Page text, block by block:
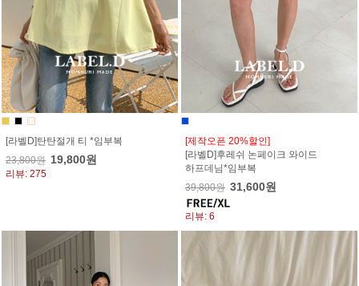
[라벨D]탄탄절개 티 *임부복
23,800원 19,800원
리뷰: 275
[제작오픈 20%할인]
[라벨D]후레쉬 논페이크 와이드
하프데님*임부복
39,800원 31,600원
리뷰: 6